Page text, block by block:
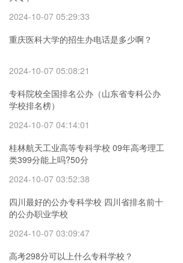
2024-10-07 05:29:33
重庆医科大学的招生办电话是多少啊？
2024-10-07 05:08:21
专科院校全国排名公办（山东省专科公办
学校排名榜）
2024-10-07 04:14:01
桂林航天工业高等专科学校 09年高考理工
类399分能上吗?50分
2024-10-07 03:52:38
四川最好的公办专科学校 四川省排名前十
的公办职业学校
2024-10-07 03:09:47
高考298分可以上什么专科学校？